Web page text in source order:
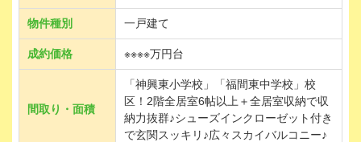
物件種別 一戸建て
成約価格 ※※※※万円台
間取り・面積
「神興東小学校」「福間東中学校」校
区！2階全居室6帖以上＋全居室収納で収
納力抜群♪シューズインクローゼット付き
で玄関スッキリ♪広々スカイバルコニー♪